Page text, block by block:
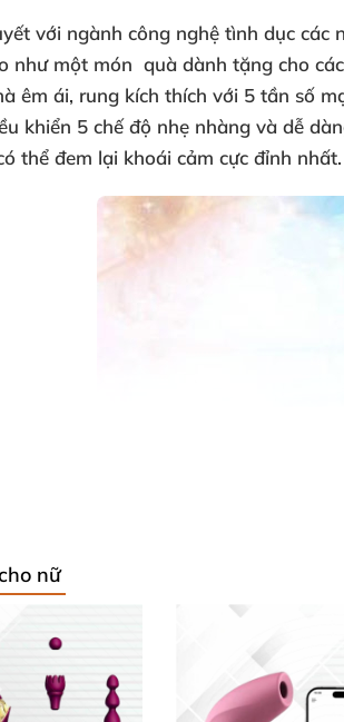
với ngành công nghệ tình dục các
như một món quà dành tặng cho
êm ái, rung kích thích với 5 tần số
khiển 5 chế độ nhẹ nhàng và dễ
thể đem lại khoái cảm cực đỉnh nhất.
nữ